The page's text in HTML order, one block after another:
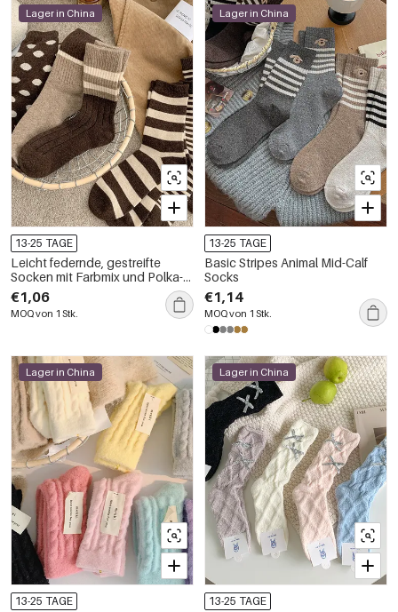
Lager in China
13-25 TAGE
Leicht federnde, gestreifte
Socken mit Farbmix und Polka-
Dots bis zur Wade
€1,06
MOQ von 1 Stk.
Lager in China
13-25 TAGE
Basic Stripes Animal Mid-Calf
Socks
€1,14
MOQ von 1 Stk.
Lager in China
13-25 TAGE
Lager in China
13-25 TAGE